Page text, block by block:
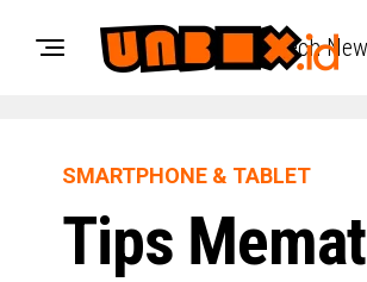
Tech
SMARTPHONE & TABLET
Tips